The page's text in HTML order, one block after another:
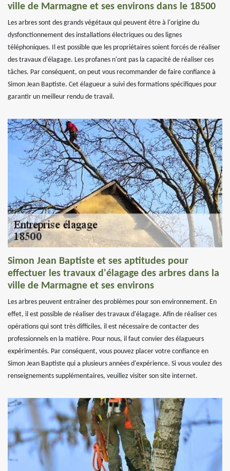
ville de Marmagne et ses environs dans le 18500
Les arbres sont des grands végétaux qui peuvent être à l'origine du
dysfonctionnement des installations électriques ou des lignes
téléphoniques. Il est possible que les propriétaires soient forcés de réaliser
des travaux d'élagage. Les profanes n'ont pas la capacité de réaliser ces
tâches. Par conséquent, on peut vous recommander de faire confiance à
Simon Jean Baptiste. Cet élagueur a suivi des formations spécifiques pour
garantir un meilleur rendu de travail.
Simon Jean Baptiste et ses aptitudes pour
effectuer les travaux d'élagage des arbres dans la
ville de Marmagne et ses environs
Les arbres peuvent entraîner des problèmes pour son environnement. En
effet, il est possible de réaliser des travaux d'élagage. Afin de réaliser ces
opérations qui sont très difficiles, il est nécessaire de contacter des
professionnels en la matière. Pour nous, il faut convier des élagueurs
expérimentés. Par conséquent, vous pouvez placer votre confiance en
Simon Jean Baptiste qui a plusieurs années d'expérience. Si vous voulez des
renseignements supplémentaires, veuillez visiter son site internet.